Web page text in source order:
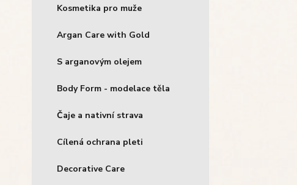
Kosmetika pro muže
Argan Care with Gold
S arganovým olejem
Body Form - modelace těla
Čaje a nativní strava
Cílená ochrana pleti
Decorative Care